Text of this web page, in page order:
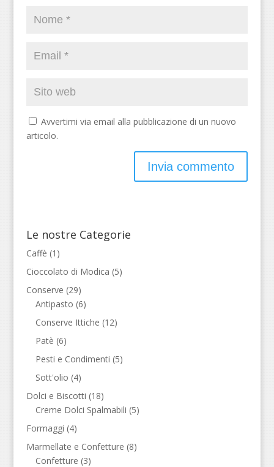
Avvertimi via email alla pubblicazione di un nuovo
articolo.
Le nostre Categorie
Caffè (1)
Cioccolato di Modica (5)
Conserve (29)
Antipasto (6)
Conserve Ittiche (12)
Patè (6)
Pesti e Condimenti (5)
Sott'olio (4)
Dolci e Biscotti (18)
Creme Dolci Spalmabili (5)
Formaggi (4)
Marmellate e Confetture (8)
Confetture (3)